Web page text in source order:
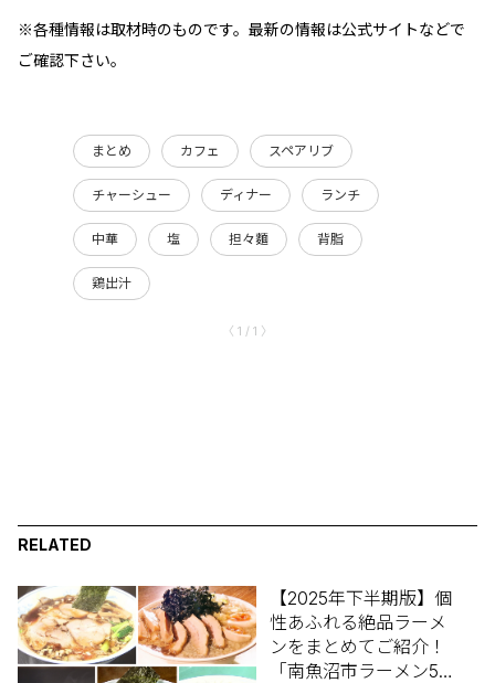
※各種情報は取材時のものです。最新の情報は公式サイトなどで
ご確認下さい。
まとめ カフェ スペアリブ
チャーシュー ディナー ランチ
中華 塩 担々麵 背脂
鶏出汁
〈 1 / 1 〉
RELATED
【2025年下半期版】個
性あふれる絶品ラーメ
ンをまとめてご紹介！
「南魚沼市ラーメン5